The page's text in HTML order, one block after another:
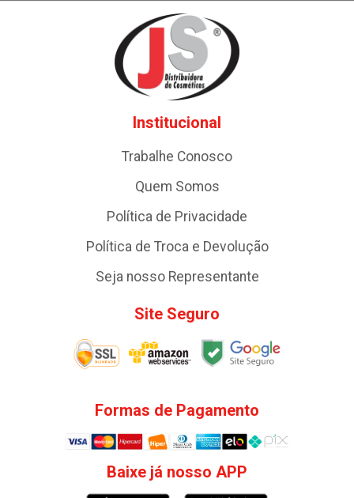
Institucional
Trabalhe Conosco
Quem Somos
Política de Privacidade
Política de Troca e Devolução
Seja nosso Representante
Site Seguro
Formas de Pagamento
Baixe já nosso APP